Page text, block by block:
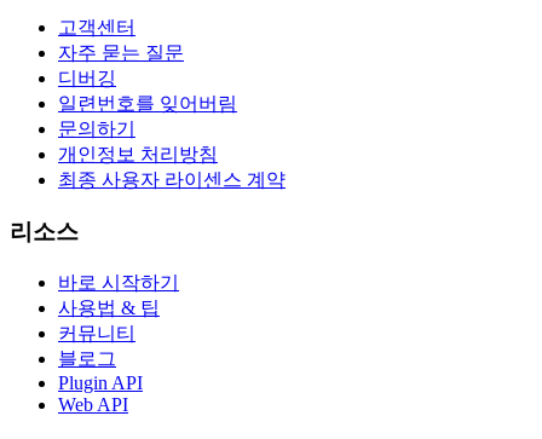
고객센터
자주 묻는 질문
디버깅
일련번호를 잊어버림
문의하기
개인정보 처리방침
최종 사용자 라이센스 계약
리소스
바로 시작하기
사용법 & 팁
커뮤니티
블로그
Plugin API
Web API